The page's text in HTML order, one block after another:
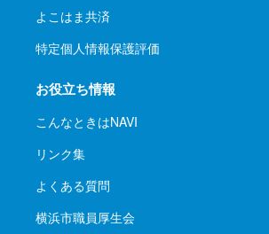
よこはま共済
特定個人情報保護評価
お役立ち情報
こんなときはNAVI
リンク集
よくある質問
横浜市職員厚生会